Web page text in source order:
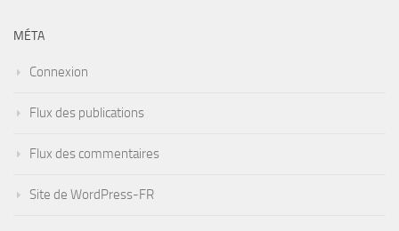
MÉTA
Connexion
Flux des publications
Flux des commentaires
Site de WordPress-FR